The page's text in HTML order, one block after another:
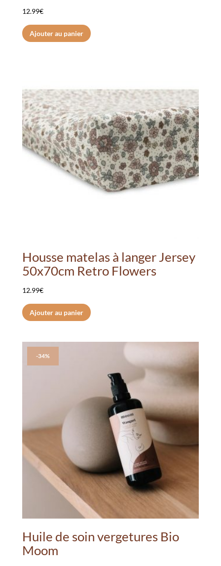
12.99€
Ajouter au panier
Housse matelas à langer Jersey
50x70cm Retro Flowers
12.99€
Ajouter au panier
-34%
Huile de soin vergetures Bio
Moom